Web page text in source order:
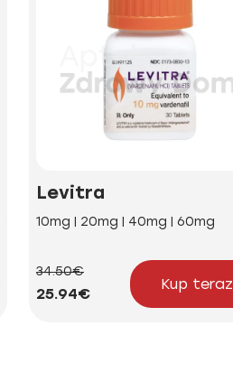
Levitra
10mg | 20mg | 40mg | 60mg
34.50€
25.94€
Kup teraz